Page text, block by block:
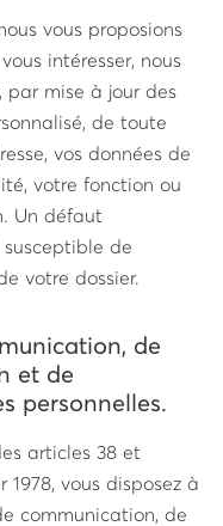
vous proposions
intéresser, nous
par mise à jour des
de toute
vos données de
votre fonction ou
Un défaut
de
votre dossier.
de
et de
personnelles.
articles 38 et
vous disposez à
communication, de